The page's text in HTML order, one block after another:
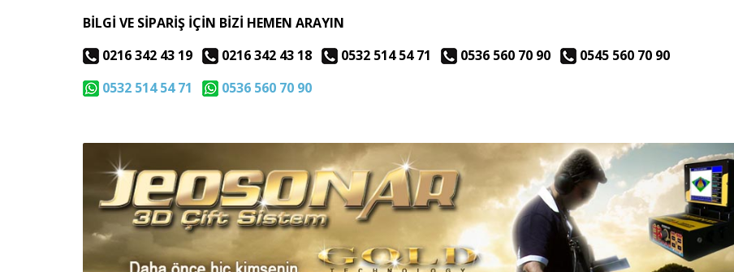
BİLGİ VE SİPARİŞ İÇİN BİZİ HEMEN ARAYIN
0216 342 43 19
0216 342 43 18 0532 514 54 71 0536 560 70 90
0545 560 70 90
0532 514 54 71
0536 560 70 90